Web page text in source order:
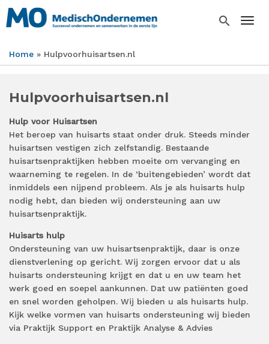
Overslaan
en
inhoud
search
Kruimelpad
Home Hulpvoorhuisartsen.nl
Hulpvoorhuisartsen.nl
Hulp voor Huisartsen
Het beroep van huisarts staat onder druk. Steeds minder
huisartsen vestigen zich zelfstandig. Bestaande
huisartsenpraktijken hebben moeite om vervanging en
waarneming te regelen. In de ‘buitengebieden’ wordt dat
inmiddels een nijpend probleem. Als je als huisarts hulp
nodig hebt, dan bieden wij ondersteuning aan uw
huisartsenpraktijk.
Huisarts hulp
Ondersteuning van uw huisartsenpraktijk, daar is onze
dienstverlening op gericht. Wij zorgen ervoor dat u als
huisarts ondersteuning krijgt en dat u en uw team het
werk goed en soepel aankunnen. Dat uw patiënten goed
en snel worden geholpen. Wij bieden u als huisarts hulp.
Kijk welke vormen van huisarts ondersteuning wij bieden
via Praktijk Support en Praktijk Analyse & Advies